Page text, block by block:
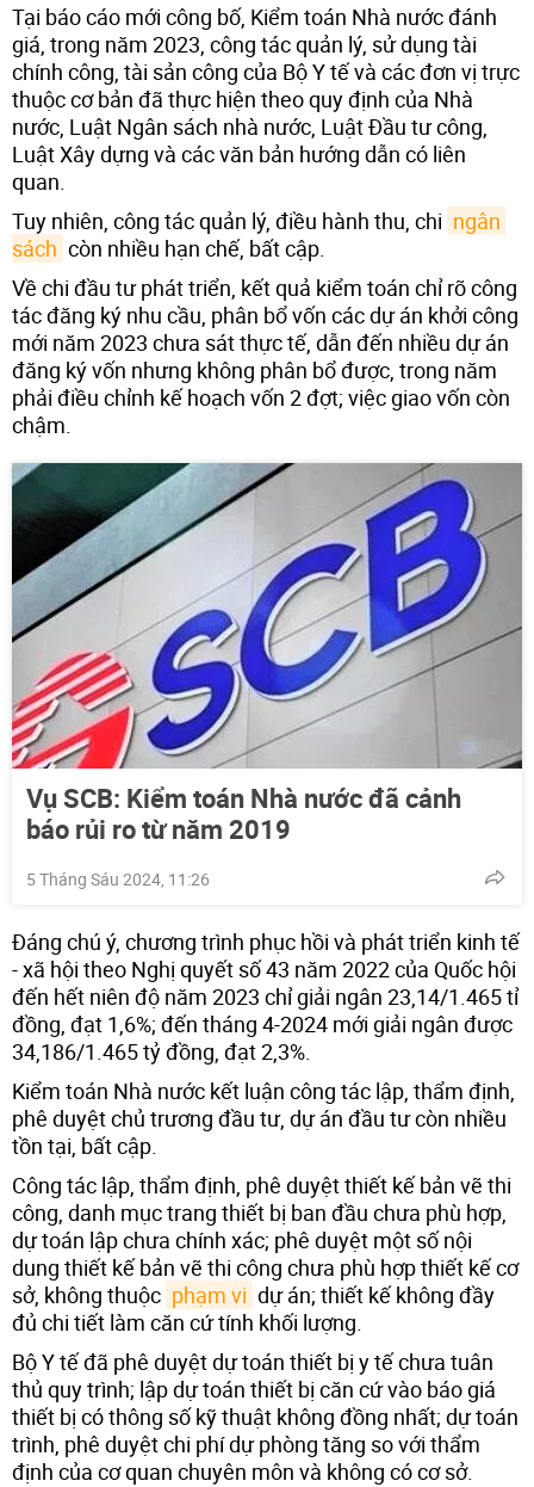
Tại báo cáo mới công bố, Kiểm toán Nhà nước đánh
giá, trong năm 2023, công tác quản lý, sử dụng tài
chính công, tài sản công của Bộ Y tế và các đơn vị trực
thuộc cơ bản đã thực hiện theo quy định của Nhà
nước, Luật Ngân sách nhà nước, Luật Đầu tư công,
Luật Xây dựng và các văn bản hướng dẫn có liên
quan.
Tuy nhiên, công tác quản lý, điều hành thu, chi ngân
sách còn nhiều hạn chế, bất cập.
Về chi đầu tư phát triển, kết quả kiểm toán chỉ rõ công
tác đăng ký nhu cầu, phân bổ vốn các dự án khởi công
mới năm 2023 chưa sát thực tế, dẫn đến nhiều dự án
đăng ký vốn nhưng không phân bổ được, trong năm
phải điều chỉnh kế hoạch vốn 2 đợt; việc giao vốn còn
chậm.
Vụ SCB: Kiểm toán Nhà nước đã cảnh
báo rủi ro từ năm 2019
5 Tháng Sáu 2024, 11:26
Đáng chú ý, chương trình phục hồi và phát triển kinh tế
- xã hội theo Nghị quyết số 43 năm 2022 của Quốc hội
đến hết niên độ năm 2023 chỉ giải ngân 23,14/1.465 tỉ
đồng, đạt 1,6%; đến tháng 4-2024 mới giải ngân được
34,186/1.465 tỷ đồng, đạt 2,3%.
Kiểm toán Nhà nước kết luận công tác lập, thẩm định,
phê duyệt chủ trương đầu tư, dự án đầu tư còn nhiều
tồn tại, bất cập.
Công tác lập, thẩm định, phê duyệt thiết kế bản vẽ thi
công, danh mục trang thiết bị ban đầu chưa phù hợp,
dự toán lập chưa chính xác; phê duyệt một số nội
dung thiết kế bản vẽ thi công chưa phù hợp thiết kế cơ
sở, không thuộc phạm vi dự án; thiết kế không đầy
đủ chi tiết làm căn cứ tính khối lượng.
Bộ Y tế đã phê duyệt dự toán thiết bị y tế chưa tuân
thủ quy trình; lập dự toán thiết bị căn cứ vào báo giá
thiết bị có thông số kỹ thuật không đồng nhất; dự toán
trình, phê duyệt chi phí dự phòng tăng so với thẩm
định của cơ quan chuyên môn và không có cơ sở.